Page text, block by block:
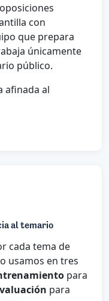
con
que prepara
únicamente
público.
afinada al
al temario
cada tema de
usamos en tres
para
para